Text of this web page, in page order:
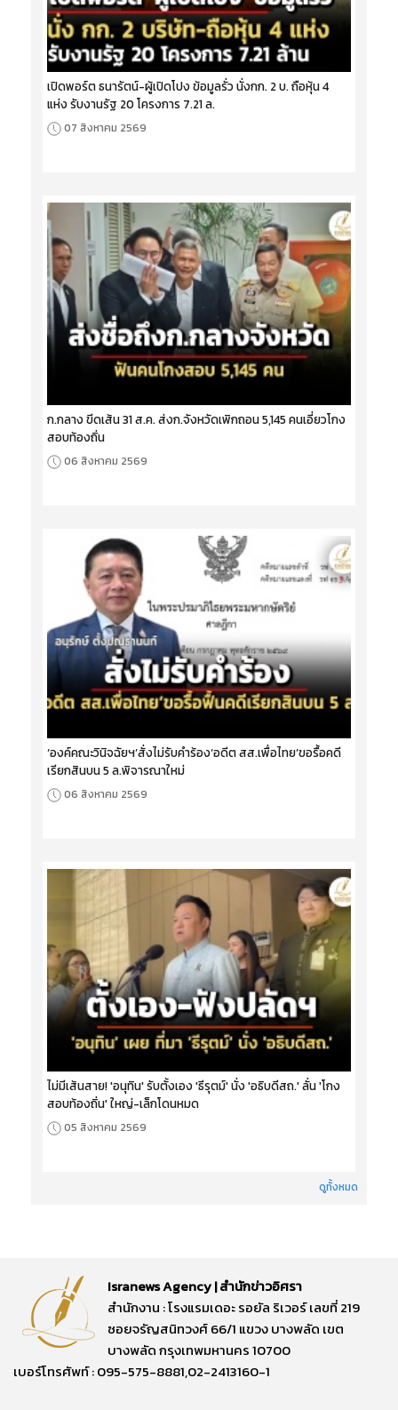
เปิดพอร์ต ธนารัตน์-ผู้เปิดโปง ข้อมูลรั่ว นั่งกก. 2 บ. ถือหุ้น 4
แห่ง รับงานรัฐ 20 โครงการ 7.21 ล.
07 สิงหาคม 2569
ก.กลาง ขีดเส้น 31 ส.ค. ส่งก.จังหวัดเพิกถอน 5,145 คนเอี่ยวโกง
สอบท้องถิ่น
06 สิงหาคม 2569
‘องค์คณะวินิจฉัยฯ’สั่งไม่รับคำร้อง‘อดีต สส.เพื่อไทย’ขอรื้อคดี
เรียกสินบน 5 ล.พิจารณาใหม่
06 สิงหาคม 2569
ไม่มีเส้นสาย! 'อนุทิน' รับตั้งเอง 'ธีรุตม์' นั่ง 'อธิบดีสถ.' ลั่น 'โกง
สอบท้องถิ่น' ใหญ่-เล็กโดนหมด
05 สิงหาคม 2569
ดูทั้งหมด
Isranews Agency | สำนักข่าวอิศรา
สำนักงาน : โรงแรมเดอะ รอยัล ริเวอร์ เลขที่ 219
ซอยจรัญสนิทวงศ์ 66/1 แขวง บางพลัด เขต
บางพลัด กรุงเทพมหานคร 10700
เบอร์โทรศัพท์ : 095-575-8881,02-2413160-1